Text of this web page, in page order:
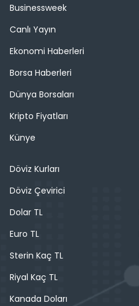
Businessweek
Canlı Yayın
Ekonomi Haberleri
Borsa Haberleri
Dünya Borsaları
Kripto Fiyatları
Künye
Döviz Kurları
Döviz Çevirici
Dolar TL
Euro TL
Sterin Kaç TL
Riyal Kaç TL
Kanada Doları